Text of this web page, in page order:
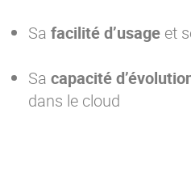
Sa facilité d’usage et
Sa capacité
dans le cloud